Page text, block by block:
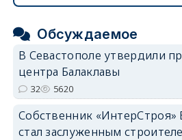
Обсуждаемое
В Севастополе утвердили
центра Балаклавы
32 5620
Собственник «ИнтерСтроя»
стал заслуженным